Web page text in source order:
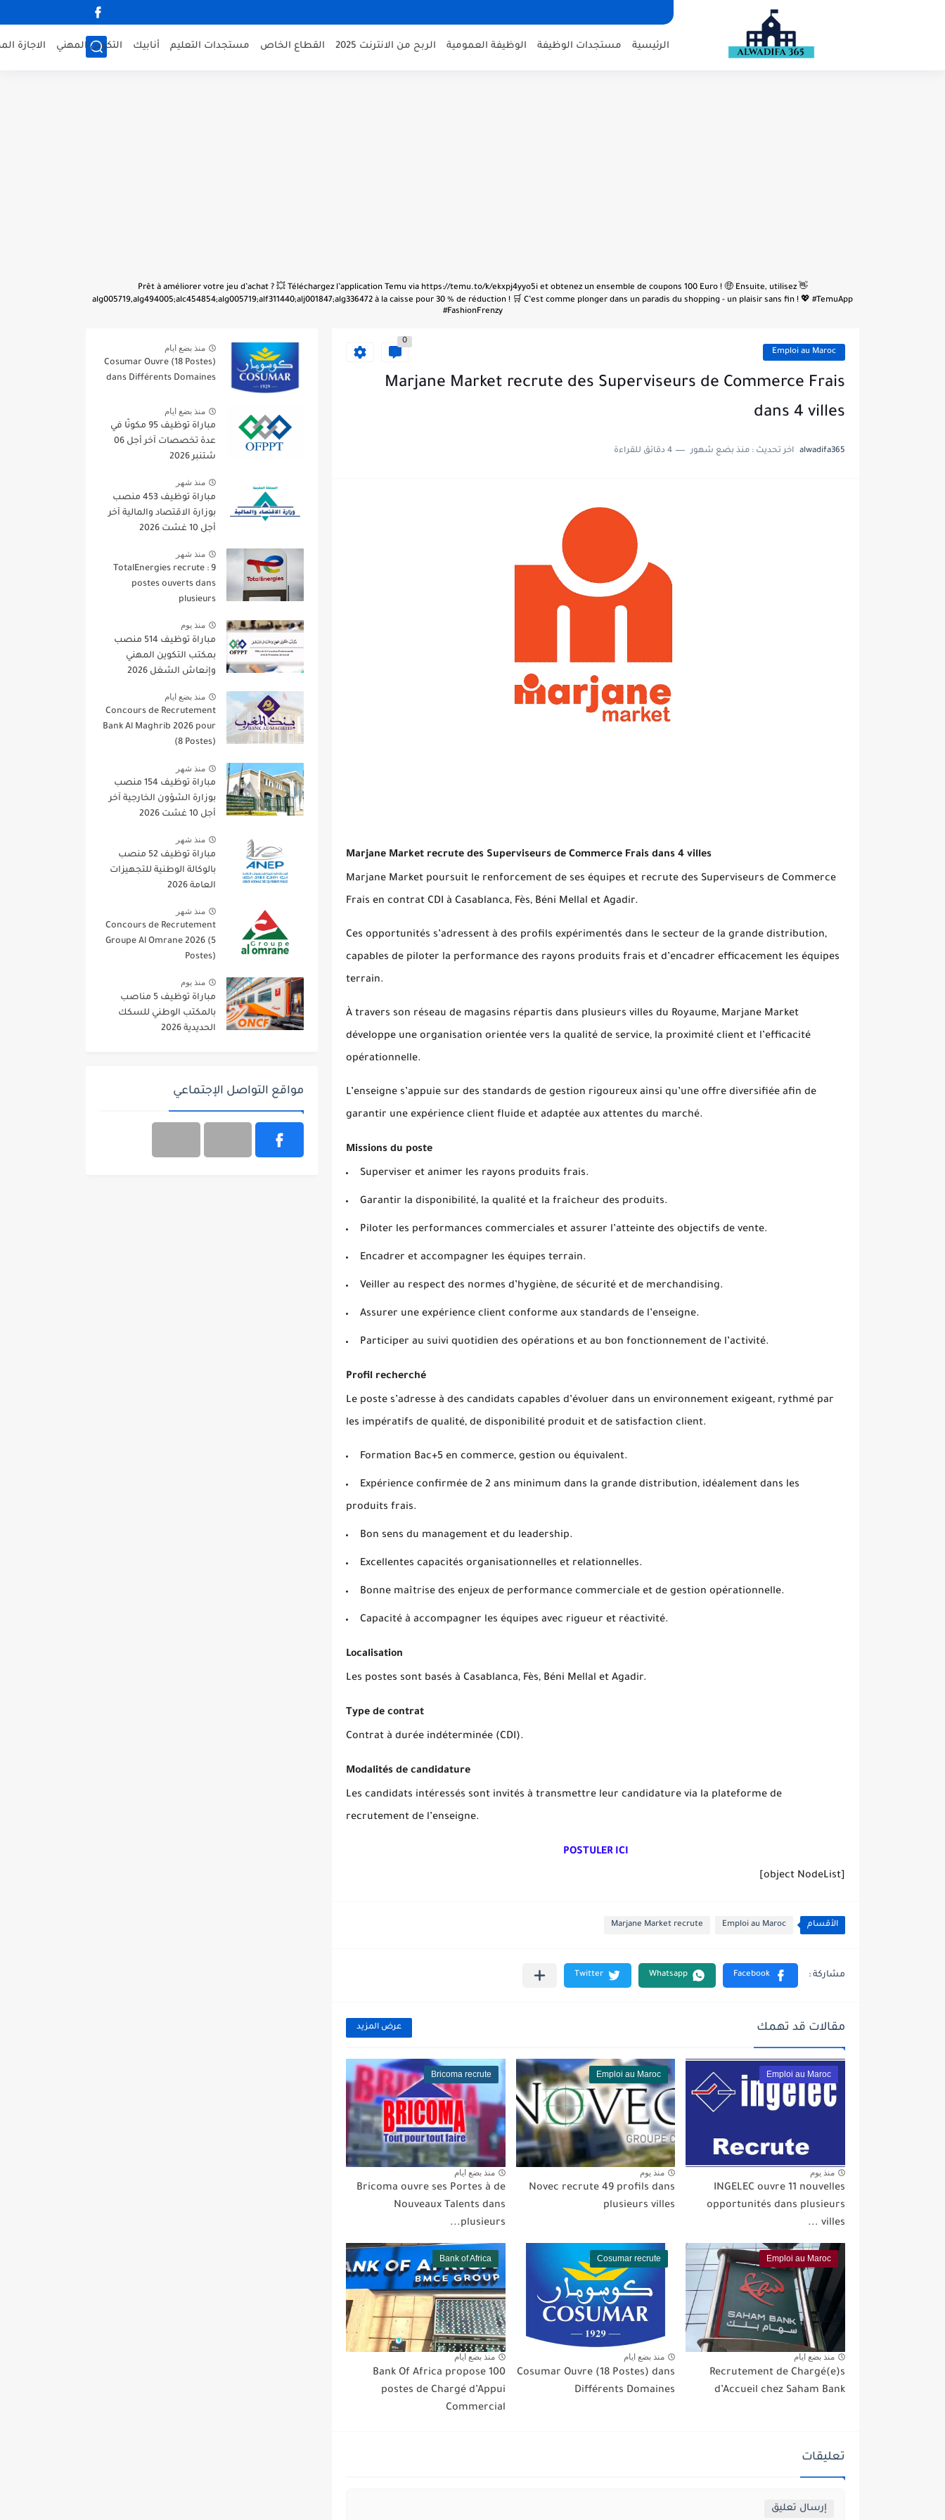
الرئيسية مستجدات الوظيفة الوظيفة العمومية الربح من الانترنت 2025 القطاع الخاص مستجدات التعليم أنابيك التكوين المهني الاجازة
👋 Prêt à améliorer votre jeu d’achat ? 💥 Téléchargez l’application Temu via https://temu.to/k/ekxpj4yyo5i et obtenez un ensemble de coupons 100 Euro ! 🤑 Ensuite, utilisez
alg005719,alg494005;alc454854;alg005719;alf311440;alj001847;alg336472 à la caisse pour 30 % de réduction ! 🛒 C’est comme plonger dans un paradis du shopping - un plaisir sans fin ! 💖 #TemuApp
#FashionFrenzy
Emploi au Maroc
0
Marjane Market recrute des Superviseurs de Commerce Frais
dans 4 villes
alwadifa365 اخر تحديث : منذ بضع شهور 4 دقائق للقراءة
Marjane Market recrute des Superviseurs de Commerce Frais dans 4 villes
Marjane Market poursuit le renforcement de ses équipes et recrute des Superviseurs de Commerce
Frais en contrat CDI à Casablanca, Fès, Béni Mellal et Agadir.
Ces opportunités s’adressent à des profils expérimentés dans le secteur de la grande distribution,
capables de piloter la performance des rayons produits frais et d’encadrer efficacement les équipes
terrain.
À travers son réseau de magasins répartis dans plusieurs villes du Royaume, Marjane Market
développe une organisation orientée vers la qualité de service, la proximité client et l’efficacité
opérationnelle.
L’enseigne s’appuie sur des standards de gestion rigoureux ainsi qu’une offre diversifiée afin de
garantir une expérience client fluide et adaptée aux attentes du marché.
Missions du poste
Superviser et animer les rayons produits frais.
Garantir la disponibilité, la qualité et la fraîcheur des produits.
Piloter les performances commerciales et assurer l’atteinte des objectifs de vente.
Encadrer et accompagner les équipes terrain.
Veiller au respect des normes d’hygiène, de sécurité et de merchandising.
Assurer une expérience client conforme aux standards de l’enseigne.
Participer au suivi quotidien des opérations et au bon fonctionnement de l’activité.
Profil recherché
Le poste s’adresse à des candidats capables d’évoluer dans un environnement exigeant, rythmé par
les impératifs de qualité, de disponibilité produit et de satisfaction client.
Formation Bac+5 en commerce, gestion ou équivalent.
Expérience confirmée de 2 ans minimum dans la grande distribution, idéalement dans les
produits frais.
Bon sens du management et du leadership.
Excellentes capacités organisationnelles et relationnelles.
Bonne maîtrise des enjeux de performance commerciale et de gestion opérationnelle.
Capacité à accompagner les équipes avec rigueur et réactivité.
Localisation
Les postes sont basés à Casablanca, Fès, Béni Mellal et Agadir.
Type de contrat
Contrat à durée indéterminée (CDI).
Modalités de candidature
Les candidats intéressés sont invités à transmettre leur candidature via la plateforme de
recrutement de l’enseigne.
POSTULER ICI
[object NodeList]
الأقسام Emploi au Maroc
Marjane Market recrute
مقالات قد تهمك عرض المزيد
Emploi au Maroc
منذ يوم
INGELEC ouvre 11 nouvelles
opportunités dans plusieurs
villes ...
Emploi au Maroc
منذ يوم
Novec recrute 49 profils dans
plusieurs villes
Bricoma recrute
منذ بضع ايام
Bricoma ouvre ses Portes à de
Nouveaux Talents dans
plusieurs...
Emploi au Maroc
منذ بضع ايام
Recrutement de Chargé(e)s
d’Accueil chez Saham Bank
Cosumar recrute
منذ بضع ايام
Cosumar Ouvre (18 Postes) dans
Différents Domaines
Bank of Africa
منذ بضع ايام
Bank Of Africa propose 100
postes de Chargé d’Appui
Commercial
تعليقات
إرسال تعليق
منذ بضع ايام
Cosumar Ouvre (18 Postes)
dans Différents Domaines
منذ بضع ايام
مباراة توظيف 95 مكونًا في
عدة تخصصات آخر أجل 06
شتنبر 2026
منذ شهر
مباراة توظيف 453 منصب
بوزارة الاقتصاد والمالية آخر
أجل 10 غشت 2026
منذ شهر
TotalEnergies recrute : 9
postes ouverts dans
plusieurs
منذ يوم
مباراة توظيف 514 منصب
بمكتب التكوين المهني
وإنعاش الشغل 2026
منذ بضع ايام
Concours de Recrutement
Bank Al Maghrib 2026 pour
(8 Postes)
منذ شهر
مباراة توظيف 154 منصب
بوزارة الشؤون الخارجية آخر
أجل 10 غشت 2026
منذ شهر
مباراة توظيف 52 منصب
بالوكالة الوطنية للتجهيزات
العامة 2026
منذ شهر
Concours de Recrutement
Groupe Al Omrane 2026 (5
Postes)
منذ يوم
مباراة توظيف 5 مناصب
بالمكتب الوطني للسكك
الحديدية 2026
مواقع التواصل الإجتماعي